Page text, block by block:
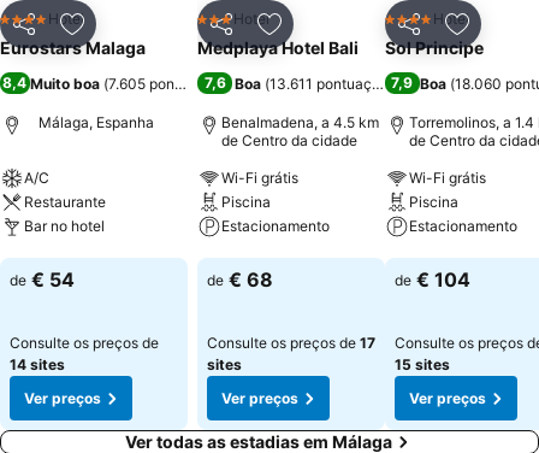
horas, cofre, aquecimento e ar condicionado. Existe uma área
específica para fumar. Nas áreas comuns do hotel está disponível
acesso wi-fi gratuito. Existe estacionamento pago e privado
disponível para hóspedes.
PartilharAdicionar aos favoritos
4 EstrelasHotel
Eurostars Malaga
8,4 Muito boa (7.605 pontuações )
Málaga, Espanha
A/C
Restaurante
Bar no hotel
Ver preços
de € 54
Consulte os preços de
14 sites
Ver preços
PartilharAdicionar aos favoritos
3 Estrelas
Hotel
Medplaya Hotel Bali
7,6 Boa (13.611 pontuações)
Benalmadena, a 4.5 km
de Centro da cidade
Wi-Fi grátis
Piscina
Estacionamento
Ver preços
de € 68
Consulte os preços de 17
sites
Ver preços
Partilhar
4 EstrelasHotel
Sol Principe
7,9 Boa (18.060
Torremolinos, a 1.4
de Centro da
Wi-Fi grátis
Piscina
Estacionamento
Ver preços
de € 104
Consulte os preços
15 sites
Ver preços
Ver todas as estadias em Málaga